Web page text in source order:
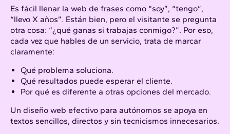
Es fácil llenar la web de frases como “soy”, “tengo”,
“llevo X años”. Están bien, pero el visitante se pregunta
otra cosa: “¿qué ganas si trabajas conmigo?”. Por eso,
cada vez que hables de un servicio, trata de marcar
claramente:
Qué problema soluciona.
Qué resultados puede esperar el cliente.
Por qué es diferente a otras opciones del mercado.
Un diseño web efectivo para autónomos se apoya en
textos sencillos, directos y sin tecnicismos innecesarios.